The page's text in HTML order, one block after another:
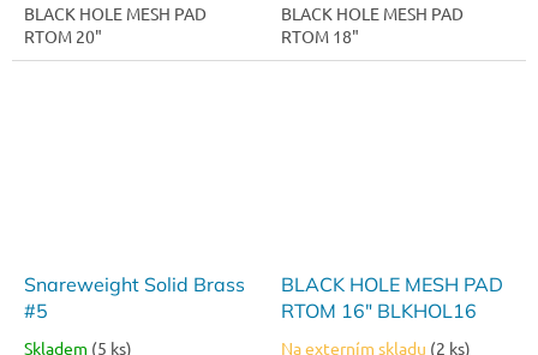
BLACK HOLE MESH PAD
RTOM 20"
BLACK HOLE MESH PAD
RTOM 18"
Snareweight Solid Brass
#5
Skladem (5 ks)
BLACK HOLE MESH PAD
RTOM 16" BLKHOL16
Na externím skladu (2 ks)